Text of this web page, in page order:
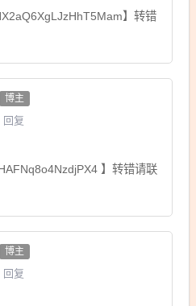
】转错
博主
回复
】转错请联
博主
回复